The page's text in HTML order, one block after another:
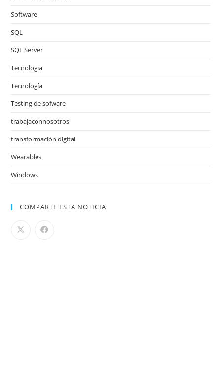
Software
SQL
SQL Server
Tecnologia
Tecnología
Testing de sofware
trabajaconnosotros
transformación digital
Wearables
Windows
COMPARTE ESTA NOTICIA